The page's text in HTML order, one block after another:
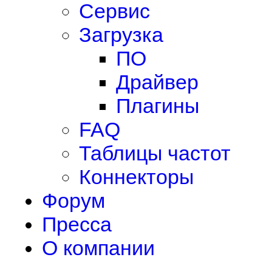
Сервис
Загрузка
ПО
Драйвер
Плагины
FAQ
Таблицы частот
Коннекторы
Форум
Пресса
О компании